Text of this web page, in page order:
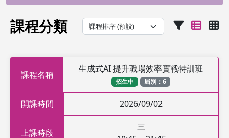
課程分類
課程名稱
生成式AI 提升職場效率實戰特訓班
招生中 屆別：6
開課時間 2026/09/02
上課時段
三